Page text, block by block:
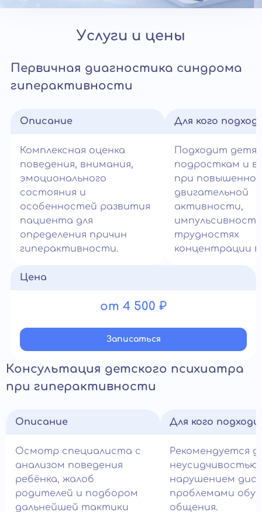
Услуги и цены
Первичная диагностика синдрома
гиперактивности
Описание
Комплексная оценка
поведения, внимания,
эмоционального
состояния и
особенностей развития
пациента для
определения причин
гиперактивности.
Для кого
Подходит
подросткам и
при повышенной
двигательной
активности,
трудностях
концентрации
Цена
от 4 500 ₽
Записатьcя
Консультация детского психиатра
при гиперактивности
Описание
Осмотр специалиста с
анализом поведения
ребёнка, жалоб
родителей и подбором
дальнейшей тактики
Для кого
Рекомендуется
неусидчивостью,
нарушением
проблемами
общения.